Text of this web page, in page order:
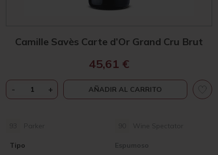
Camille Savès Carte d’Or Grand Cru Brut
Parker Wine Spectator
Tipo Espumoso
45,61 €
-CAMILLE
SAVÈS
GRAND
BRUT
+ AÑADIR AL CARRITO